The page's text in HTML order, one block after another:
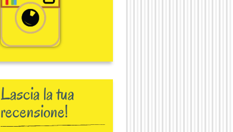
Lascia la tua
recensione!